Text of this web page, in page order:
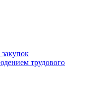
трудового